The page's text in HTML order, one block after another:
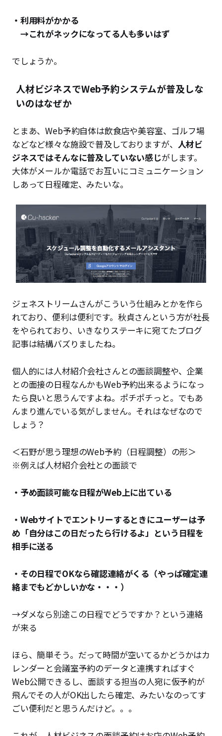
・利用料がかかる
→これがネックになってる人も多いはず
でしょうか。
人材ビジネスでWeb予約システムが普及しな
いのはなぜか
とまあ、Web予約自体は飲食店や美容室、ゴルフ場
などなど様々な施設で普及しておりますが、 人材ビ
ジネスではそんなに普及していない感じがします。
大体がメールか電話でお互いにコミュニケーション
しあって日程確定、みたいな。
ジェネストリームさんがこういう仕組みとかを作ら
れており、便利は便利です。秋貞さんという方が社長
をやられており、いきなりステーキに宛てたブログ
記事は結構バズりましたね。
個人的には人材紹介会社さんとの面談調整や、企業
との面接の日程なんかもWeb予約出来るようになっ
たら良いと思うんですよね。ポチポチっと。でもあ
んまり進んでいる気がしません。それはなぜなので
しょう？
＜石野が思う理想のWeb予約（日程調整）の形＞
※例えば人材紹介会社との面談で
・予め面談可能な日程がWeb上に出ている
・Webサイトでエントリーするときにユーザーは予
め「自分はこの日だったら行けるよ」という日程を
相手に送る
・その日程でOKなら確認連絡がくる（やっぱ確定連
絡までもどかしいかな・・・）
→ダメなら別途この日程でどうですか？という連絡
が来る
ほら、簡単そう。だって時間が空いてるかどうかはカ
レンダーと会議室予約のデータと連携すればすぐ
Web公開できるし、面談する担当の人宛に仮予約が
飛んでその人がOK出したら確定、みたいなのってす
ごい便利だと思うんだけど。。。